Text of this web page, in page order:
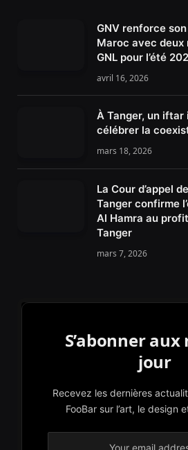
GNV renforce
Maroc avec deux
GNL pour l’été
avril 16, 2026
À Tanger, un
célébrer la
mars 18, 2026
La Cour d’appel
Tanger confirme
Al Hamra au
Tanger
mars 7, 2026
S’abonner aux
jour
Recevez les dernières
FooBar sur l’art, le design